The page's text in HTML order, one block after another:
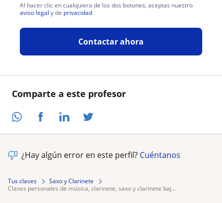
Comparte a este profesor
Al hacer clic en cualquiera de los dos botones, aceptas nuestro
aviso legal y de privacidad
Contactar ahora
¿Hay algún error en este perfil? Cuéntanos
Tus clases
Saxo y Clarinete
clases personales de música, clarinete, saxo y clarinete baj...